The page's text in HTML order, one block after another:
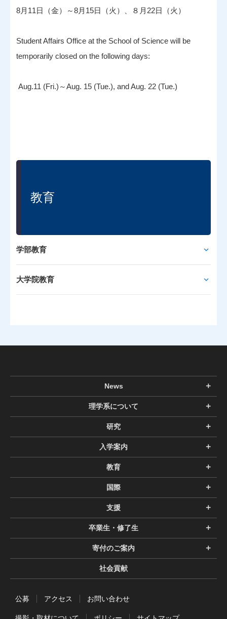
8月11日（金）～8月15日（火）、８月22日（火）
Student Affairs Office at the School of Science will be
temporarily closed on the following days:
Aug.11 (Fri.)～Aug. 15 (Tue.), and Aug. 22 (Tue.)
教育
学部教育
大学院教育
News
理学系について
研究
入学案内
教育
国際
支援
卒業生・修了生
寄付のご案内
社会貢献
公募 アクセス お問い合わせ